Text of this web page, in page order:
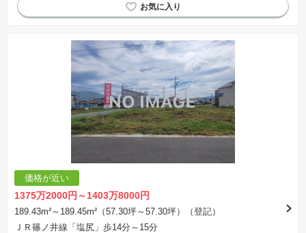
価格が近い
1375万2000円～1403万8000円
189.43m²～189.45m²（57.30坪～57.30坪）（登記）
ＪＲ篠ノ井線「塩尻」歩14分～15分